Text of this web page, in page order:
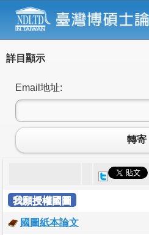
詳目顯示
Email地址:
轉寄
我願授權國圖
國圖紙本論文